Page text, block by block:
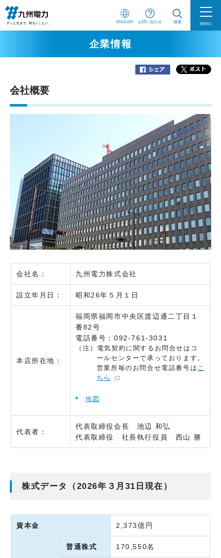
ENGLISH お問い合わせ 検索 MENU
企業情報
会社概要
会社名： 九州電力株式会社
設立年月日： 昭和26年５月１日
本店所在地：
福岡県福岡市中央区渡辺通二丁目１
番82号
電話番号：092-761-3031
（注）電気契約に関するお問合せはコ
ールセンターで承っております。
営業所毎のお問合せ電話番号は こ
ちら
地図
代表者：
代表取締役会長 池辺 和弘
代表取締役 社長執行役員 西山 勝
株式データ（2026年３月31日現在）
資本金 2,373億円
普通株式 170,550名